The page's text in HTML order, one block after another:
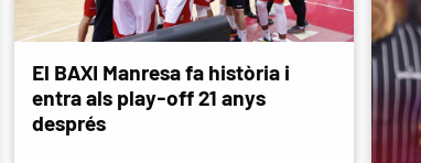
El BAXI Manresa fa història i
entra als play-off 21 anys
després